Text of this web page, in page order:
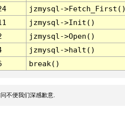
jzmysql-
jzmysql->Init()
jzmysql->Open()
jzmysql->halt()
break()
不便我们深感歉意.